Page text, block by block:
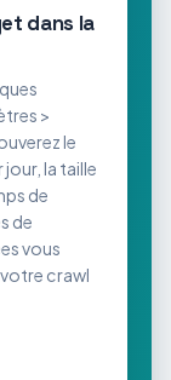
dans la
>
le
la taille
de
de
vous
crawl